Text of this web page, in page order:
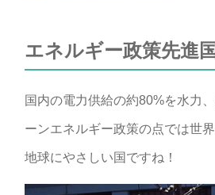
エネルギー政策先進国
国内の電力供給の約80%を水力
ーンエネルギー政策の点では世
地球にやさしい国ですね！